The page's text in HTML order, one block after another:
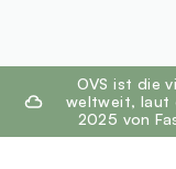
footer.ariatitleOVS ist die
weltweit, laut
2025 von